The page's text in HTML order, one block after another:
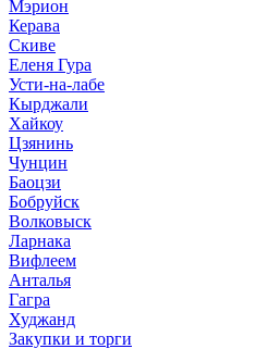
Мэрион
Керава
Скиве
Еленя Гура
Усти-на-лабе
Кырджали
Хайкоу
Цзянинь
Чунцин
Баоцзи
Бобруйск
Волковыск
Ларнака
Вифлеем
Анталья
Гагра
Худжанд
Закупки и торги